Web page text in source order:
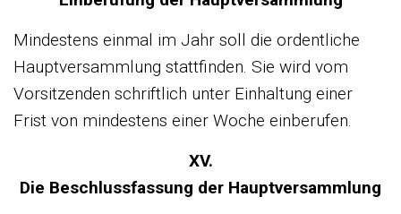
Mindestens einmal im Jahr soll die ordentliche
Hauptversammlung stattfinden. Sie wird vom
Vorsitzenden schriftlich unter Einhaltung einer
Frist von mindestens einer Woche einberufen.
XV.
Die Beschlussfassung der Hauptversammlung